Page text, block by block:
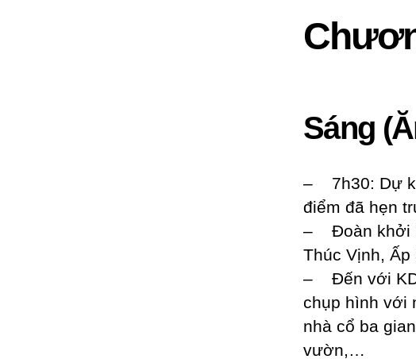
Sáng
– 7h30: Dự
điểm đã hẹn
– Đoàn khởi
Thúc Vịnh, Ấp
– Đến với
chụp hình với
nhà cổ ba
vườn,…